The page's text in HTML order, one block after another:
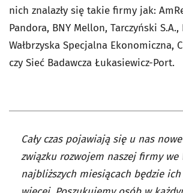
nich znalazły się takie firmy jak:
Pandora, BNY Mellon, Tarczyński
Wałbrzyska Specjalna Ekonomiczna,
czy Sieć Badawcza Łukasiewicz-Port.
Cały czas pojawiają się u nas
związku rozwojem naszej firmy we
najbliższych miesiącach będzie ich